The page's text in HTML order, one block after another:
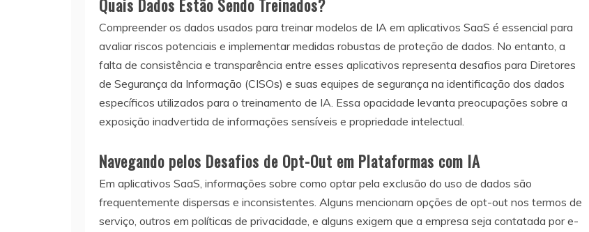
Quais Dados Estão Sendo Treinados?
Compreender os dados usados para treinar modelos de IA em aplicativos SaaS é essencial para
avaliar riscos potenciais e implementar medidas robustas de proteção de dados. No entanto, a
falta de consistência e transparência entre esses aplicativos representa desafios para Diretores
de Segurança da Informação (CISOs) e suas equipes de segurança na identificação dos dados
específicos utilizados para o treinamento de IA. Essa opacidade levanta preocupações sobre a
exposição inadvertida de informações sensíveis e propriedade intelectual.
Navegando pelos Desafios de Opt-Out em Plataformas com IA
Em aplicativos SaaS, informações sobre como optar pela exclusão do uso de dados são
frequentemente dispersas e inconsistentes. Alguns mencionam opções de opt-out nos termos de
serviço, outros em políticas de privacidade, e alguns exigem que a empresa seja contatada por e-